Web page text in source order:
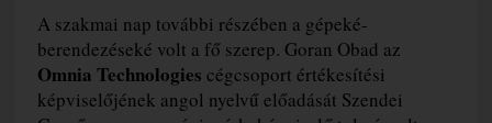
A szakmai nap további részében a gépeké-
berendezéseké volt a fő szerep. Goran Obad az
Omnia Technologies cégcsoport értékesítési
képviselőjének angol nyelvű előadását Szendei